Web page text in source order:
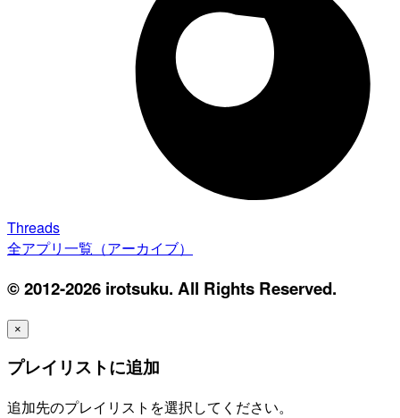
Threads
全アプリ一覧（アーカイブ）
© 2012-2026 irotsuku. All Rights Reserved.
×
プレイリストに追加
追加先のプレイリストを選択してください。